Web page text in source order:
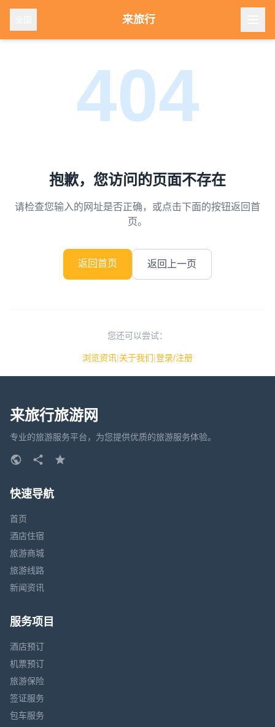
来旅行
404
抱歉，您访问的页面不存在
请检查您输入的网址是否正确，或点击下面的按钮返回首
页。
返回首页 返回上一页
您还可以尝试：
浏览资讯|关于我们|登录/注册
来旅行旅游网
专业的旅游服务平台，为您提供优质的旅游服务体验。
快速导航
首页
酒店住宿
旅游商城
旅游线路
新闻资讯
服务项目
酒店预订
机票预订
旅游保险
签证服务
包车服务